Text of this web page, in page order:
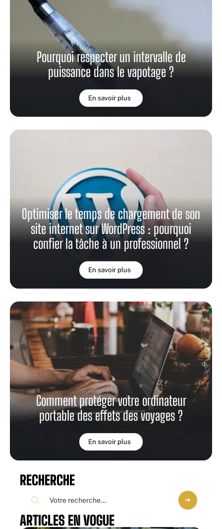
Pourquoi respecter un intervalle de
puissance dans le vapotage ?
En savoir plus
Optimiser le temps de chargement de son
site internet sur WordPress : pourquoi
confier la tâche à un professionnel ?
En savoir plus
Comment protéger votre ordinateur
portable des effets des voyages ?
En savoir plus
RECHERCHE
ARTICLES EN VOGUE